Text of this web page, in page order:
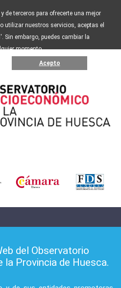
de terceros para ofrecerte una mejor
utilizar nuestros servicios, aceptas el
Sin embargo, puedes cambiar la
momento.
Acepto
del Observatorio
Provincia de Huesca.